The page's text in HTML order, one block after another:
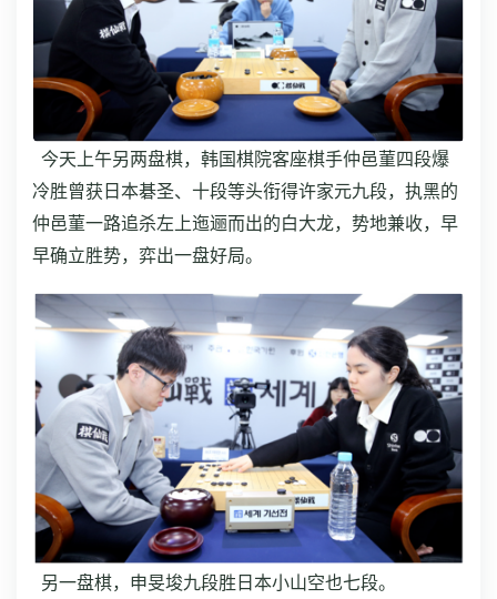
今天上午另两盘棋，韩国棋院客座棋手仲邑菫四段爆
冷胜曾获日本碁圣、十段等头衔得许家元九段，执黑的
仲邑菫一路追杀左上迤逦而出的白大龙，势地兼收，早
早确立胜势，弈出一盘好局。
另一盘棋，申旻埈九段胜日本小山空也七段。